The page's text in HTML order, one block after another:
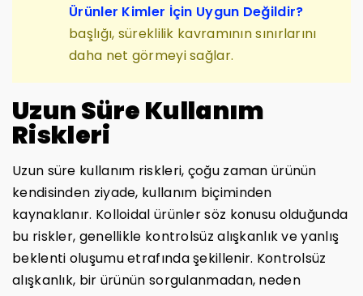
Ürünler Kimler İçin Uygun Değildir?
başlığı, süreklilik kavramının sınırlarını
daha net görmeyi sağlar.
Uzun Süre Kullanım
Riskleri
Uzun süre kullanım riskleri, çoğu zaman ürünün
kendisinden ziyade, kullanım biçiminden
kaynaklanır. Kolloidal ürünler söz konusu olduğunda
bu riskler, genellikle kontrolsüz alışkanlık ve yanlış
beklenti oluşumu etrafında şekillenir. Kontrolsüz
alışkanlık, bir ürünün sorgulanmadan, neden